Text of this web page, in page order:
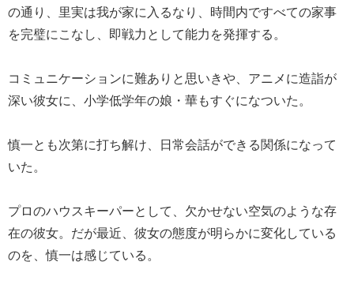
の通り、里実は我が家に入るなり、時間内ですべての家事
を完璧にこなし、即戦力として能力を発揮する。
コミュニケーションに難ありと思いきや、アニメに造詣が
深い彼女に、小学低学年の娘・華もすぐになついた。
慎一とも次第に打ち解け、日常会話ができる関係になって
いた。
プロのハウスキーパーとして、欠かせない空気のような存
在の彼女。だが最近、彼女の態度が明らかに変化している
のを、慎一は感じている。